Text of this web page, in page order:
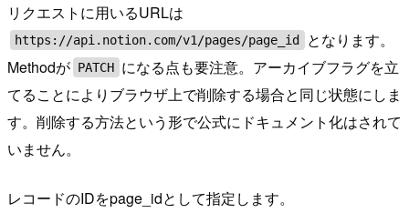
リクエストに用いるURLは
https://api.notion.com/v1/pages/page_id
となります。
Methodが PATCH になる点も要注意。アーカイブフラグを立
てることによりブラウザ上で削除する場合と同じ状態にしま
す。削除する方法という形で公式にドキュメント化はされて
いません。
レコードのIDをpage_idとして指定します。